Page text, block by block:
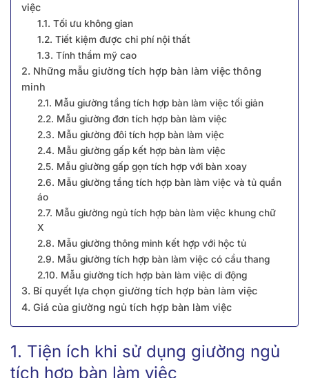
việc
1.1. Tối ưu không gian
1.2. Tiết kiệm được chi phí nội thất
1.3. Tính thẩm mỹ cao
2. Những mẫu giường tích hợp bàn làm việc thông
minh
2.1. Mẫu giường tầng tích hợp bàn làm việc tối giản
2.2. Mẫu giường đơn tích hợp bàn làm việc
2.3. Mẫu giường đôi tích hợp bàn làm việc
2.4. Mẫu giường gấp kết hợp bàn làm việc
2.5. Mẫu giường gấp gọn tích hợp với bàn xoay
2.6. Mẫu giường tầng tích hợp bàn làm việc và tủ quần
áo
2.7. Mẫu giường ngủ tích hợp bàn làm việc khung chữ
X
2.8. Mẫu giường thông minh kết hợp với hộc tủ
2.9. Mẫu giường tích hợp bàn làm việc có cầu thang
2.10. Mẫu giường tích hợp bàn làm việc di động
3. Bí quyết lựa chọn giường tích hợp bàn làm việc
4. Giá của giường ngủ tích hợp bàn làm việc
1. Tiện ích khi sử dụng giường ngủ
tích hợp bàn làm việc